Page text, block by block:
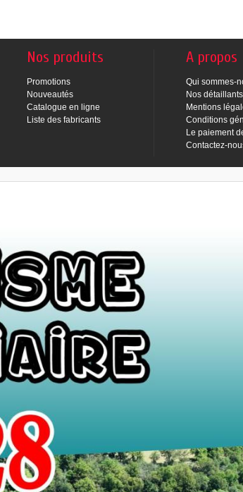
Nos produits
Promotions
Nouveautés
Catalogue en ligne
Liste des fabricants
A propos
Qui sommes-
Nos détaillants
Mentions
Conditions
Le paiement
Contactez-